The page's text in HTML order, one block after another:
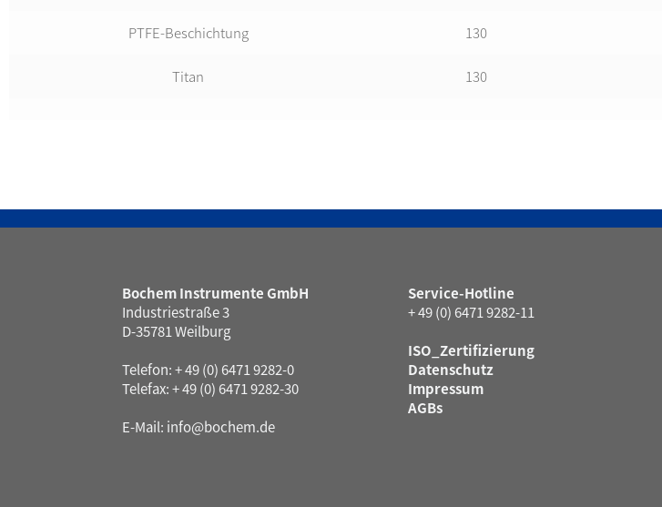
PTFE-Beschichtung 130
Titan 130
Bochem Instrumente GmbH
Industriestraße 3
D-35781 Weilburg
Telefon: + 49 (0) 6471 9282-0
Telefax: + 49 (0) 6471 9282-30
E-Mail: info@bochem.de
Service-Hotline
+ 49 (0) 6471 9282-11
ISO_Zertifizierung
Datenschutz
Impressum
AGBs